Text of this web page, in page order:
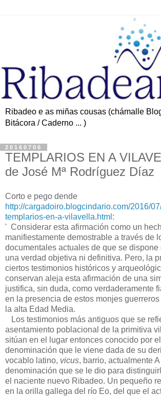
Ribadeo e as miñas cousas (chámalle
Bitácora / Caderno ... )
20160706
TEMPLARIOS EN A
de José Mª Rodríguez Díaz
Corto e pego dende
http://cargadoiro.blogcindario.com/2016/
templarios-en-a-vilavella.html :
' Considerar esta afirmación como un
manifiestamente demostrable a través de
documentales actuales de que se dispone
una verdad objetiva ni definitiva. Pero, la
ciertos testimonios históricos y
conservan aleja esta afirmación de una
justifica, sin duda, como verdaderamente
en la presencia de estos monjes
la alta Edad Media.
Los testimonios más antiguos que se
asentamiento poblacional de la primitiva
sitúan en el lugar entonces conocido por
denominación que le viene dada de su
vocablo latino, vicus, barrio, actualmente
denominación que se le dio para
el naciente nuevo Ribadeo. Un pequeño
en la orilla gallega del río Eo, del que el